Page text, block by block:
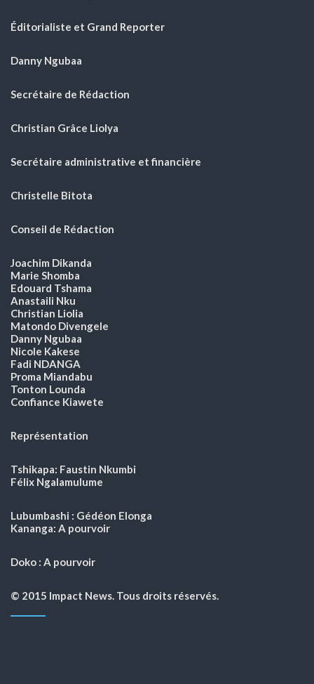
Éditorialiste et Grand Reporter
Danny Ngubaa
Secrétaire de Rédaction
Christian Grâce Liolya
Secrétaire administrative et financière
Christelle Bitota
Conseil de Rédaction
Joachim Dikanda
Marie Shomba
Edouard Tshama
Anastaili Nku
Christian Liolia
Matondo Divengele
Danny Ngubaa
Nicole Kakese
Fadi NDANGA
Proma Miandabu
Tonton Lounda
Confiance Kiawete
Représentation
Tshikapa: Faustin Nkumbi
Félix Ngalamulume
Lubumbashi : Gédéon Elonga
Kananga: A pourvoir
Doko : A pourvoir
© 2015 Impact News. Tous droits réservés.